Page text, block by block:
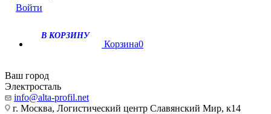
Войти
В КОРЗИНУ
Корзина0
Ваш город
Электросталь
info@alta-profil.net
г. Москва, Логистический центр Славянский Мир, к14